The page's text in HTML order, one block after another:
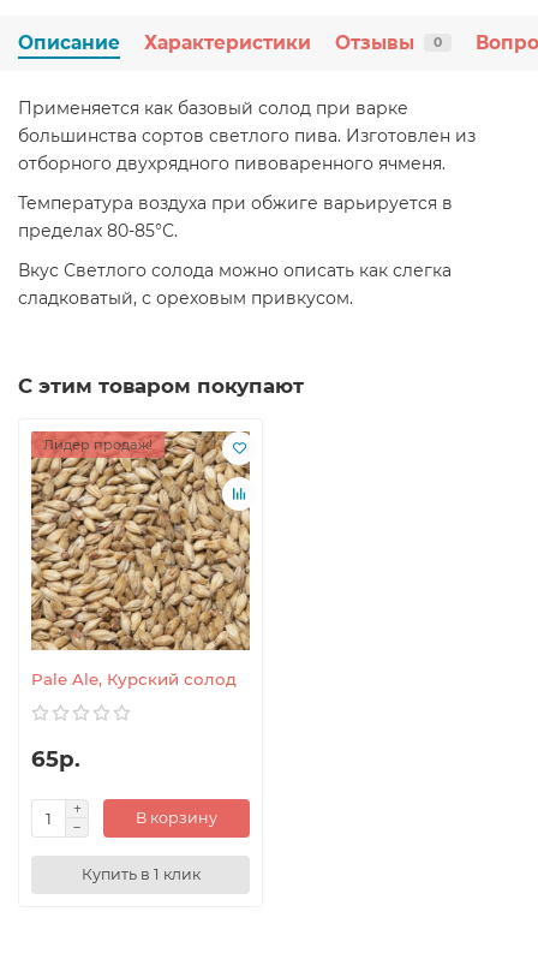
Описание Характеристики Отзывы 0
Применяется как базовый солод при варке
большинства сортов светлого пива. Изготовлен из
отборного двухрядного пивоваренного ячменя.
Температура воздуха при обжиге варьируется в
пределах 80-85°С.
Вкус Светлого солода можно описать как слегка
сладковатый, с ореховым привкусом.
С этим товаром покупают
Лидер продаж!
Pale Ale, Курский солод
65р.
В корзину
Купить в 1 клик